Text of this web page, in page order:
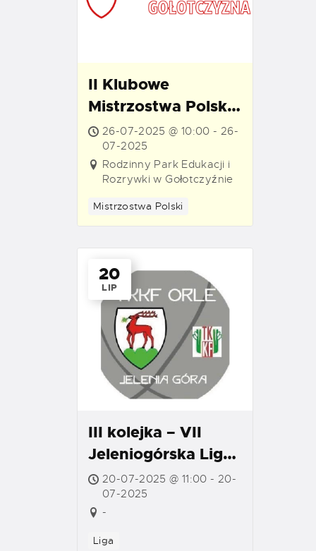
II Klubowe
Mistrzostwa Polski
w Mölkky –
Gołotczyzna
26-07-2025 @ 10:00 - 26-
07-2025
Rodzinny Park Edukacji i
Rozrywki w Gołotczyźnie
Mistrzostwa Polski
20
LIP
III kolejka – VII
Jeleniogórska Liga
Mölkky 2025
20-07-2025 @ 11:00 - 20-
07-2025
-
Liga